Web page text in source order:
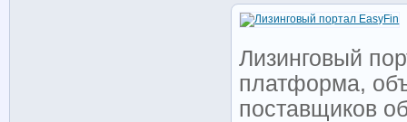
Лизинговый
платформа,
поставщиков